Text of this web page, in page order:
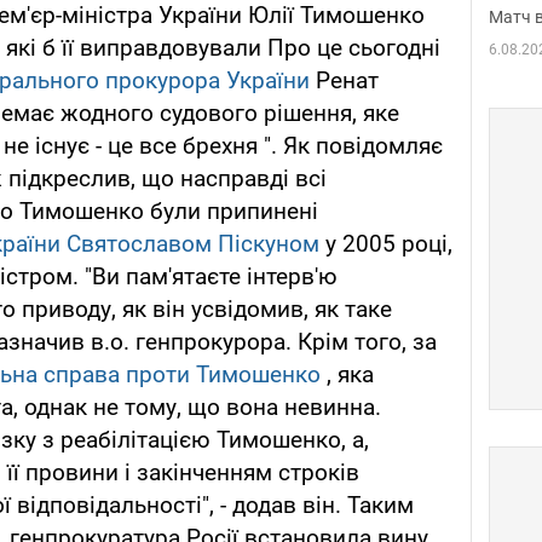
міністра України Юлії Тимошенко
б її виправдовували Про це сьогодні
прокурора України Ренат
жодного судового рішення, яке
існує - це все брехня ". Як повідомляє
що насправді всі
Тимошенко були припинені
Святославом Піскуном у 2005 році,
"Ви пам'ятаєте інтерв'ю
приводу, як він усвідомив, як таке
в.о. генпрокурора. Крім того, за
справа проти Тимошенко , яка
однак не тому, що вона невинна.
з реабілітацією Тимошенко, а,
провини і закінченням строків
- додав він. Таким
Матч